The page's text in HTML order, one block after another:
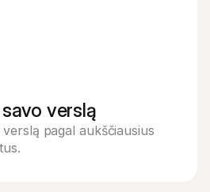
verslą
pagal aukščiausius